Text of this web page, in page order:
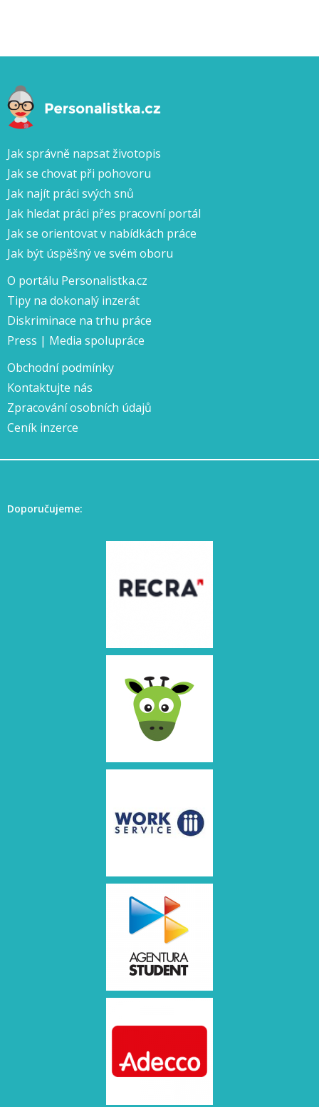
Jak správně napsat životopis
Jak se chovat při pohovoru
Jak najít práci svých snů
Jak hledat práci přes pracovní portál
Jak se orientovat v nabídkách práce
Jak být úspěšný ve svém oboru
O portálu Personalistka.cz
Tipy na dokonalý inzerát
Diskriminace na trhu práce
Press | Media spolupráce
Obchodní podmínky
Kontaktujte nás
Zpracování osobních údajů
Ceník inzerce
Doporučujeme: